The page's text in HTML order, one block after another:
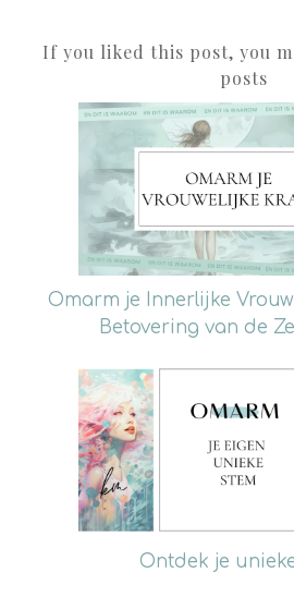
If you liked this post, you
posts
Omarm je Innerlijke
Betovering van de
Ontdek je